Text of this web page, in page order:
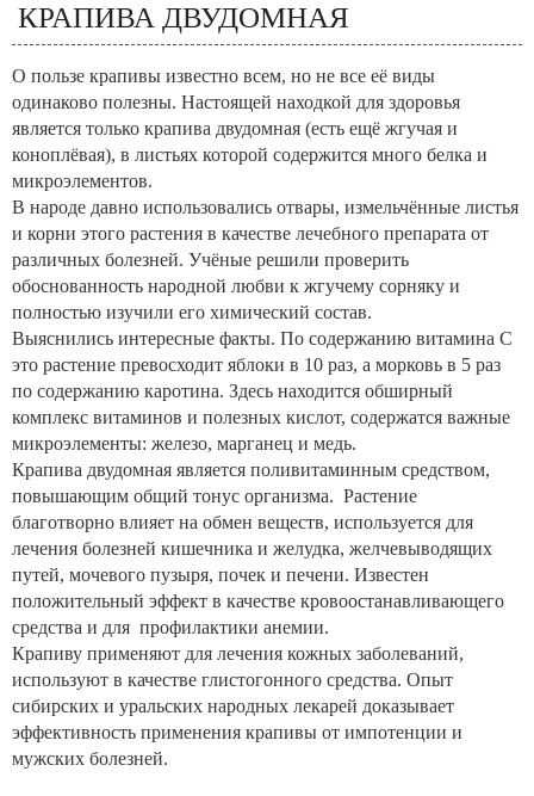
Для зрения
КРАПИВА ДВУДОМНАЯ
О пользе крапивы известно всем, но не все её виды
одинаково полезны. Настоящей находкой для здоровья
является только крапива двудомная (есть ещё жгучая и
коноплёвая), в листьях которой содержится много белка и
микроэлементов.
В народе давно использовались отвары, измельчённые листья
и корни этого растения в качестве лечебного препарата от
различных болезней. Учёные решили проверить
обоснованность народной любви к жгучему сорняку и
полностью изучили его химический состав.
Выяснились интересные факты. По содержанию витамина C
это растение превосходит яблоки в 10 раз, а морковь в 5 раз
по содержанию каротина. Здесь находится обширный
комплекс витаминов и полезных кислот, содержатся важные
микроэлементы: железо, марганец и медь.
Крапива двудомная является поливитаминным средством,
повышающим общий тонус организма. Растение
благотворно влияет на обмен веществ, используется для
лечения болезней кишечника и желудка, желчевыводящих
путей, мочевого пузыря, почек и печени. Известен
положительный эффект в качестве кровоостанавливающего
средства и для профилактики анемии.
Крапиву применяют для лечения кожных заболеваний,
используют в качестве глистогонного средства. Опыт
сибирских и уральских народных лекарей доказывает
эффективность применения крапивы от импотенции и
мужских болезней.